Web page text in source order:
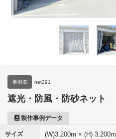
事例ID net291
遮光・防風・防砂ネット
製作事例データ
サイズ (W)3,200m × (H) 3,200m